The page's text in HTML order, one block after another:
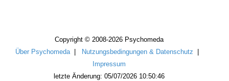
Copyright © 2008-2026 Psychomeda
Über Psychomeda| Nutzungsbedingungen & Datenschutz
Impressum
letzte Änderung: 05/07/2026 10:50:46